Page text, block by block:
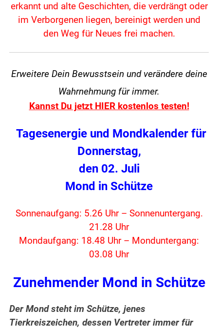
erkannt und alte Geschichten, die verdrängt oder
im Verborgenen liegen, bereinigt werdenund
den Weg für Neues frei machen.
Erweitere Dein Bewusstsein und verändere deine
Wahrnehmung für immer.
Kannst Du jetzt HIER kostenlos testen!
Tagesenergie und Mondkalender für
Donnerstag,
den 02. Juli
Mond in Schütze
Sonnenaufgang: 5.26 Uhr – Sonnenuntergang.
21.28 Uhr
Mondaufgang: 18.48 Uhr – Monduntergang:
03.08 Uhr
Zunehmender Mond in Schütze
Der Mond steht im Schütze, jenes
Tierkreiszeichen, dessen Vertreter immer für